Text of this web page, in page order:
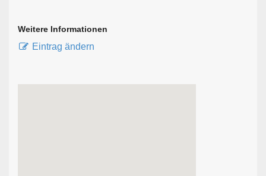
Weitere Informationen
Eintrag ändern